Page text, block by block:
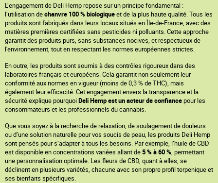
L’engagement de Deli Hemp repose sur un principe fondamental :
l’utilisation dechanvre 100 % biologiqueet de la plus haute qualité. Tous les
produits sont fabriqués dans leurs locaux situés en Île-de-France, avec des
matières premières certifiées sans pesticides ni polluants. Cette approche
garantit des produits purs, sans substances nocives, et respectueux de
l'environnement, tout en respectant les normes européennes strictes.
En outre, les produits sont soumis à des contrôles rigoureux dans des
laboratoires français et européens. Cela garantit non seulement leur
conformité aux normes en vigueur (moins de 0,3 % de THC), mais
également leur efficacité. Cet engagement envers la transparence et la
sécurité explique pourquoiDeli Hemp est un acteur de confiancepour les
consommateurs et les professionnels du cannabis.
Que vous soyez à la recherche de relaxation, de soulagement de douleurs
ou d’une solution naturelle pour vos soucis de peau, les produits Deli Hemp
sont pensés pour s’adapter à tous les besoins. Par exemple, l’huile de CBD
est disponible en concentrations variées allant de5 % à 60 %, permettant
une personnalisation optimale. Les fleurs de CBD, quant à elles, se
déclinent en plusieurs variétés, chacune avec son propre profil terpenique et
ses bienfaits spécifiques.